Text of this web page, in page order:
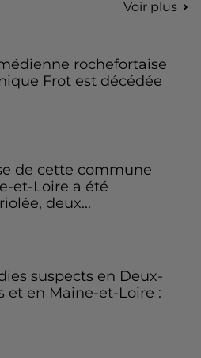
Voir plus
rochefortaise
Frot est décédée
de cette commune
et-Loire a été
deux...
suspects en Deux-
et en Maine-et-Loire :